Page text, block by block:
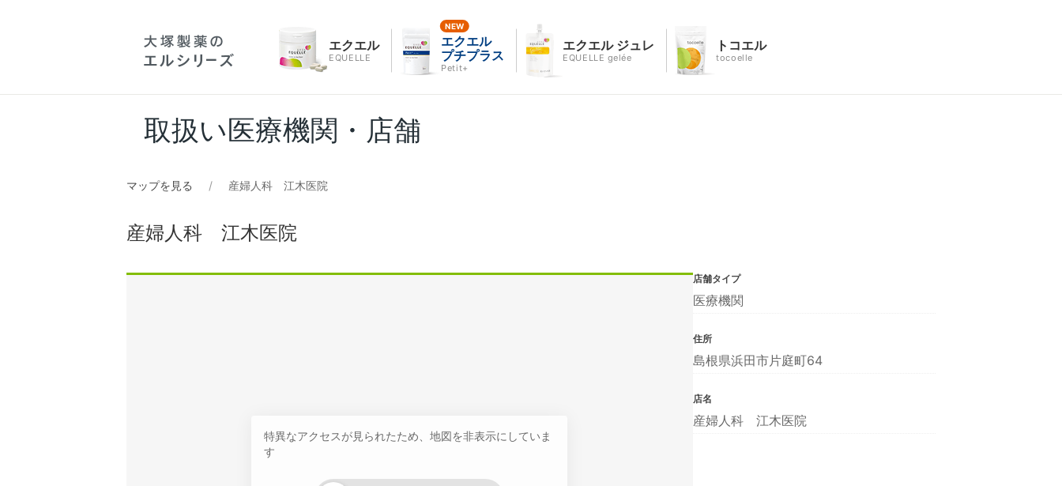
エクエル
EQUELLE
エクエル
プチプラス
Petit+
エクエル ジュレ
EQUELLE gelée
トコエル
tocoelle
取扱い医療機関・店舗
マップを見る 産婦人科 江木医院
産婦人科 江木医院
特異なアクセスが見られたため、地図を非表示にしていま
す
店舗タイプ
医療機関
住所
島根県浜田市片庭町64
店名
産婦人科 江木医院